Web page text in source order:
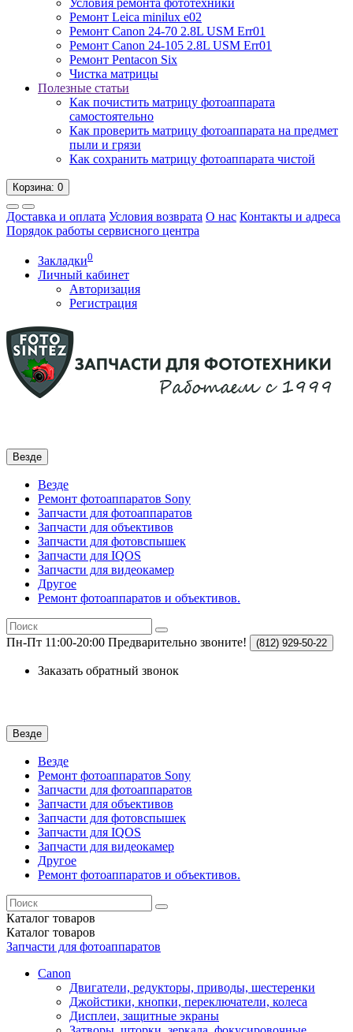
Условия ремонта фототехники
Ремонт Leica minilux e02
Ремонт Canon 24-70 2.8L USM Err01
Ремонт Canon 24-105 2.8L USM Err01
Ремонт Pentacon Six
Чистка матрицы
Полезные статьи
Как почистить матрицу фотоаппарата
самостоятельно
Как проверить матрицу фотоаппарата на предмет
пыли и грязи
Как сохранить матрицу фотоаппарата чистой
Корзина: 0
Доставка и оплата Условия возврата О нас Контакты и адреса
Порядок работы сервисного центра
Закладки0
Личный кабинет
Авторизация
Регистрация
Везде
Везде
Ремонт фотоаппаратов Sony
Запчасти для фотоаппаратов
Запчасти для объективов
Запчасти для фотовспышек
Запчасти для IQOS
Запчасти для видеокамер
Другое
Ремонт фотоаппаратов и объективов.
Пн-Пт 11:00-20:00 Предварительно звоните! (812) 929-50-22
Заказать обратный звонок
Везде
Везде
Ремонт фотоаппаратов Sony
Запчасти для фотоаппаратов
Запчасти для объективов
Запчасти для фотовспышек
Запчасти для IQOS
Запчасти для видеокамер
Другое
Ремонт фотоаппаратов и объективов.
Каталог товаров
Каталог товаров
Запчасти для фотоаппаратов
Canon
Двигатели, редукторы, приводы, шестеренки
Джойстики, кнопки, переключатели, колеса
Дисплеи, защитные экраны